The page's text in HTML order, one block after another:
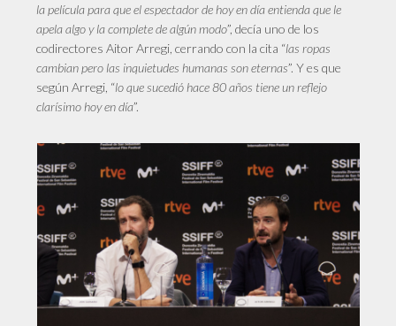
la película para que el espectador de hoy en día entienda que le
apela algo y la complete de algún modo”, decía uno de los
codirectores Aitor Arregi, cerrando con la cita “las ropas
cambian pero las inquietudes humanas son eternas”. Y es que
según Arregi, “lo que sucedió hace 80 años tiene un reflejo
clarísimo hoy en día”.